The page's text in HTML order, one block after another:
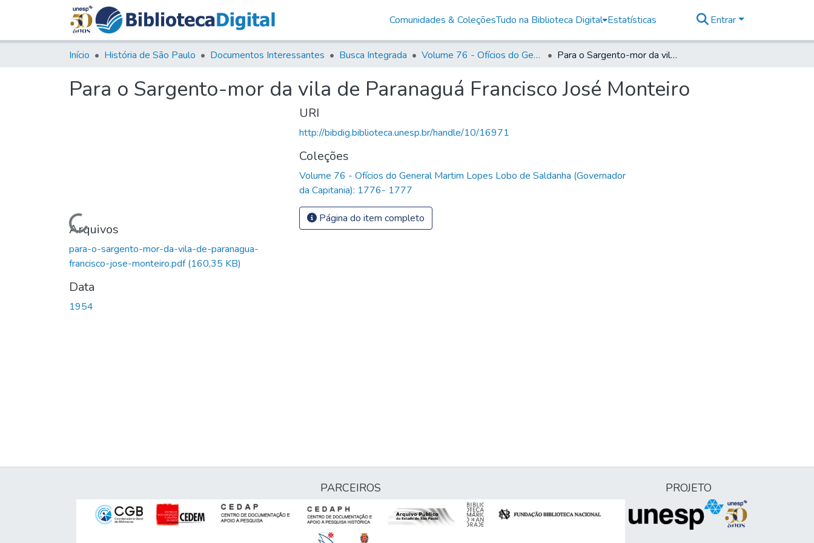
Comunidades & ColeçõesTudo na Biblioteca Digital Estatísticas Entrar
Início História de São Paulo Documentos Interessantes Busca Integrada Volume 76 - Ofícios do General Martim Lopes Lobo de Saldanha (Governador da Capitania): 1776- 1777 Para o Sargento-mor da vila de Paranaguá Francisco José Monteiro
Para o Sargento-mor da vila de Paranaguá Francisco José Monteiro
Carregando...
Arquivos
para-o-sargento-mor-da-vila-de-paranagua-
francisco-jose-monteiro.pdf(160,35 KB)
Data
1954
URI
http://bibdig.biblioteca.unesp.br/handle/10/16971
Coleções
Volume 76 - Ofícios do General Martim Lopes Lobo de Saldanha (Governador
da Capitania): 1776- 1777
Página do item completo
PARCEIROS PROJETO